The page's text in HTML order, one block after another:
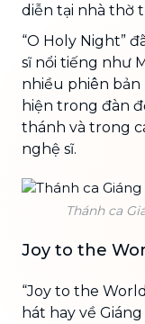
diễn tại nhà thờ
“O Holy Night”
sĩ nổi tiếng như
nhiều phiên
hiện trong đàn
thánh và trong
nghệ sĩ.
Thánh ca
Joy to the
“Joy to the
hát hay về